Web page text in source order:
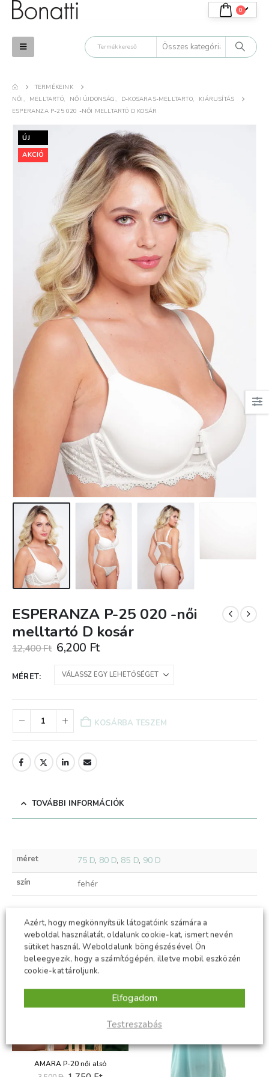
0
TERMÉKEINK
NŐI , MELLTARTÓ, NŐI ÚJDONSÁG , D-KOSARAS-MELLTARTO,
KIÁRUSÍTÁS
ESPERANZA P-25 020 -NŐI MELLTARTÓ D KOSÁR
ÚJ
AKCIÓ
ESPERANZA P-25 020 -női
melltartó D kosár
12,400Ft Original
price
was:
12,400 Ft.
6,200 FtCurrent
is:
6,200 Ft.
MÉRET
KOSÁRBA TESZEM
TOVÁBBI INFORMÁCIÓK
méret 75 D, 80 D, 85 D, 90 D
szín fehér
termékek tényleg
Még csak
próbáltam ki, de
a nyár
K.T.
elégedett vagyok azokkal,
amiket vásároltam.
KAPCSOLÓDÓ TERMÉKEK
-50%
AMARA P-20 női alsó
Azért, hogy megkönnyítsük látogatóink számára a
weboldal használatát, oldalunk cookie-kat, ismert nevén
sütiket használ. Weboldalunk böngészésével Ön
beleegyezik, hogy a számítógépén, illetve mobil eszközén
cookie-kat tároljunk.
Testreszabás
Elfogadom